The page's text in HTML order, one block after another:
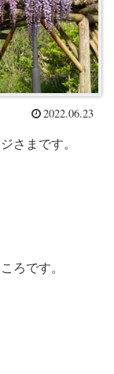
2022.06.23
さまです。
ろです。